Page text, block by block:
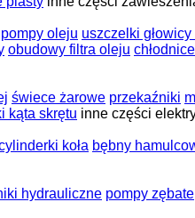
pompy oleju uszczelki
obudowy filtra oleju
świece żarowe przekaźniki
kąta skrętu inne części
koła bębny
hydrauliczne pompy zębate